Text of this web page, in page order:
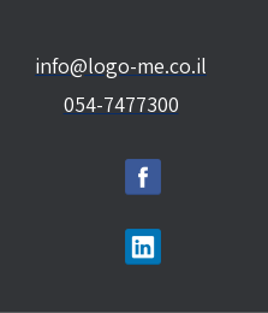
info@logo-me.co.il
054-7477300